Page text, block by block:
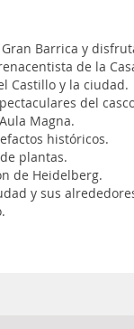
Barrica y
de la
Castillo y la ciudad.
del
Magna.
históricos.
plantas.
de Heidelberg.
y sus